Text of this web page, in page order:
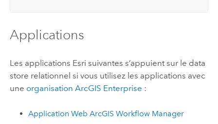
Applications
Les applications Esri suivantes s’appuient sur le data
store relationnel si vous utilisez les applications avec
une organisation ArcGIS Enterprise :
Application WebArcGIS Workflow Manager